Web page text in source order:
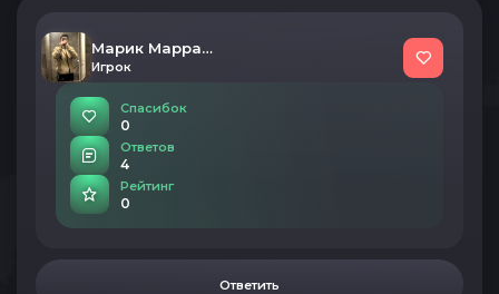
Марик Марракеш
Игрок
Спасибок
0
Ответов
4
Рейтинг
0
Ответить